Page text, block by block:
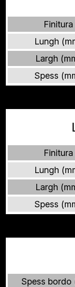
Finitura
Lungh
Largh
Spess
Finitura
Lungh
Largh
Spess
Spess bordo